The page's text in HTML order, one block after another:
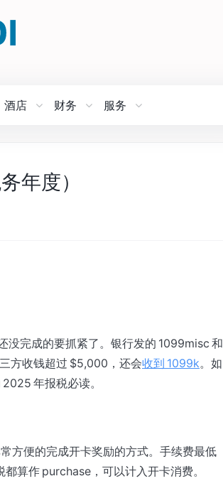
酒店 财务 服务
年度）
没完成的要抓紧了。银行发的 1099misc 和
方收钱超过 $5,000，还会收到 1099k。如
年报税必读。
方便的完成开卡奖励的方式。手续费最低
算作 purchase，可以计入开卡消费。